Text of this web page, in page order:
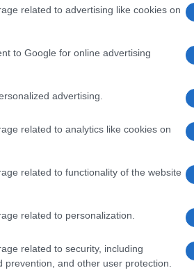
related to advertising like cookies on
to Google for online advertising
advertising.
related to analytics like cookies on
related to functionality of the website
related to personalization.
related to security, including
and other user protection.